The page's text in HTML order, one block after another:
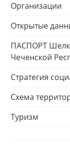
Организации
Открытые
ПАСПОРТ
Чеченской
Стратегия
Схема
Туризм